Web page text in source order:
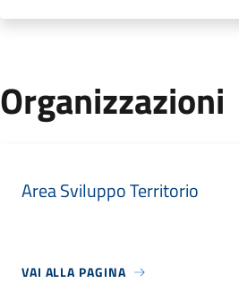
Organizzazioni
Area Sviluppo Territorio
VAI ALLA PAGINA